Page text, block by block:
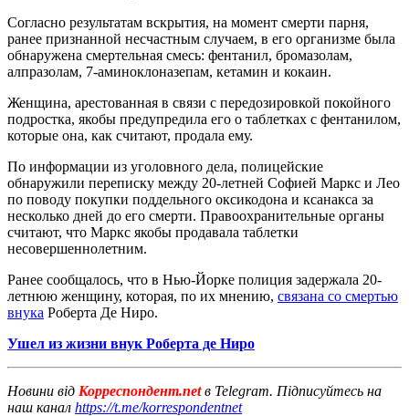
Согласно результатам вскрытия, на момент смерти парня,
ранее признанной несчастным случаем, в его организме была
обнаружена смертельная смесь: фентанил, бромазолам,
алпразолам, 7-аминоклоназепам, кетамин и кокаин.
Женщина, арестованная в связи с передозировкой покойного
подростка, якобы предупредила его о таблетках с фентанилом,
которые она, как считают, продала ему.
По информации из уголовного дела, полицейские
обнаружили переписку между 20-летней Софией Маркс и Лео
по поводу покупки поддельного оксикодона и ксанакса за
несколько дней до его смерти. Правоохранительные органы
считают, что Маркс якобы продавала таблетки
несовершеннолетним.
Ранее сообщалось, что в Нью-Йорке полиция задержала 20-
летнюю женщину, которая, по их мнению, связана со смертью
внука Роберта Де Ниро.
Ушел из жизни внук Роберта де Ниро
Новини від Корреспондент.netв Telegram. Підписуйтесь на
наш канал https://t.me/korrespondentnet